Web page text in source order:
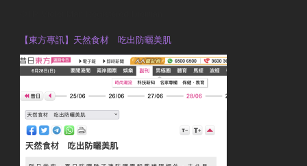
【東方專訊】天然食材 吃出防曬美肌